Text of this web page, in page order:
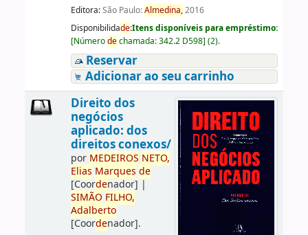
Editora:São Paulo:Almedina,2016
Disponibilidade:Itens disponíveis para empréstimo:
[Númerodechamada:342.2 D598] (2).
Reservar
Adicionar ao seu carrinho
Direito dos
negócios
aplicado: dos
direitos conexos/
por MEDEIROS NETO,
Elias Marques de
[Coordenador] |
SIMÃO FILHO,
Adalberto
[Coordenador].